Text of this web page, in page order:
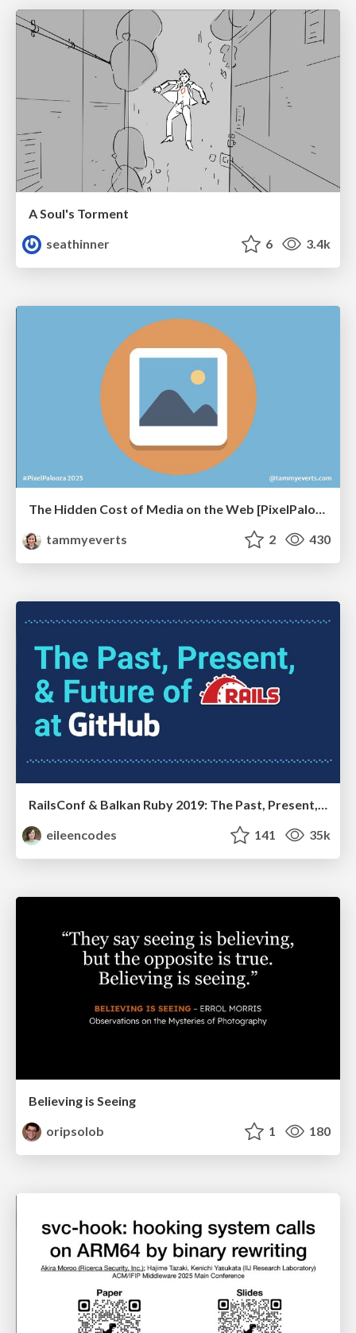
A Soul's Torment
seathinner
6 3.4k
The Hidden Cost of Media on the Web [PixelPalooza 2025]
tammyeverts
2 430
RailsConf & Balkan Ruby 2019: The Past, Present, and Future of Rails at GitHub
eileencodes
141 35k
Believing is Seeing
oripsolob
1 180